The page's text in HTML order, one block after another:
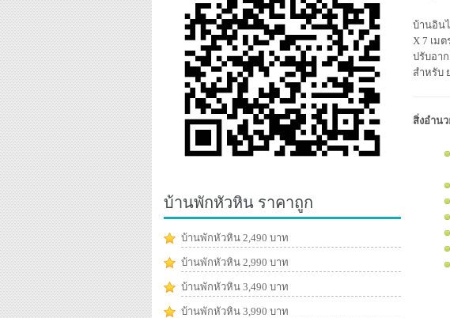
บ้านอิน
X 7 เม
ปรับอา
สำหรับ
สิ่งอำน
บ้านพักหัวหิน ราคาถูก
บ้านพักหัวหิน 2,490 บาท
บ้านพักหัวหิน 2,990 บาท
บ้านพักหัวหิน 3,490 บาท
บ้านพักหัวหิน 3,990 บาท